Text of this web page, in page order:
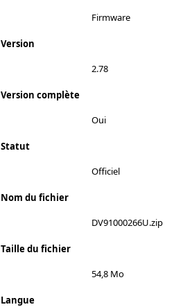
Firmware
Version
2.78
Version complète
Oui
Statut
Officiel
Nom du fichier
DV91000266U.zip
Taille du fichier
54,8 Mo
Langue